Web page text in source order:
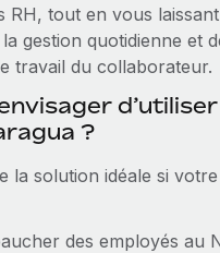
d’avance sur les risques
vos équipements
rapidement et en
RH, tout en vous
gestion quotidienne et
travail du collaborateur.
?
la solution idéale si votre
des employés au